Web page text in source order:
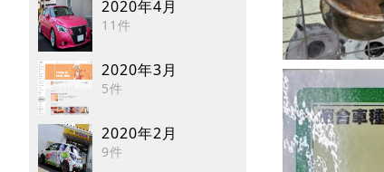
2020年4月
11件
2020年3月
5件
2020年2月
9件